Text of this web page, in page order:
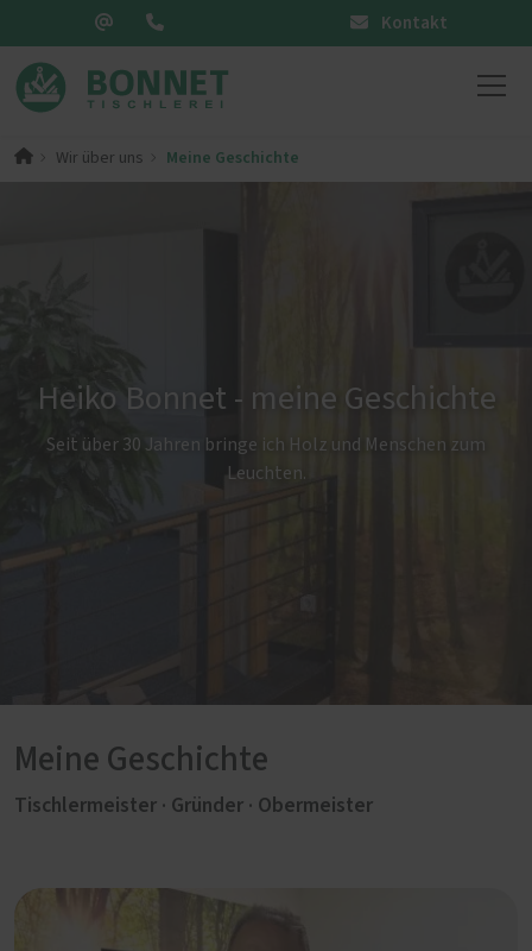
Kontakt
Wir über uns Meine Geschichte
Heiko Bonnet - meine Geschichte
Seit über 30 Jahren bringe ich Holz und Menschen zum
Leuchten.
Meine Geschichte
Tischlermeister · Gründer · Obermeister